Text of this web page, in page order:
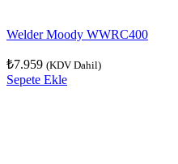
Welder Moody WWRC400
₺7.959 (KDV Dahil)
Sepete Ekle